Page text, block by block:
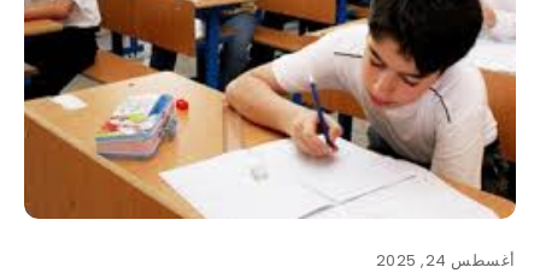
أغسطس 24, 2025